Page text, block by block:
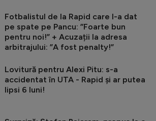
Fotbalistul de la Rapid care l-a dat
pe spate pe Pancu: ”Foarte bun
pentru noi!” + Acuzații la adresa
arbitrajului: ”A fost penalty!”
Lovitură pentru Alexi Pitu: s-a
accidentat în UTA - Rapid și ar putea
lipsi 6 luni!